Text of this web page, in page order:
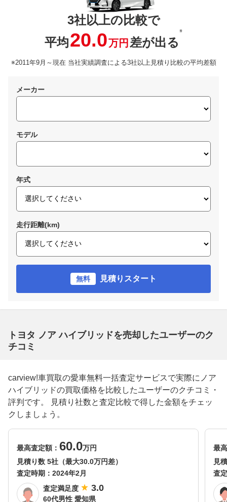
3社以上の比較で
平均20.0万円 差が出る
※
※2011年9月～現在 当社実績調査による3社以上見積り比較の平均差額
メーカー
モデル
年式
走行距離(km)
無料 見積りスタート
トヨタ ノア ハイブリッドを売却したユーザーのク
チコミ
carview!車買取の愛車無料一括査定サービスで実際にノア
ハイブリッドの買取価格を比較したユーザーのクチコミ・
評判です。 見積り社数と査定比較で得した金額をチェッ
クしましょう。
最高査定額： 60.0万円
見積り数 5社（最大30.0万円差）
査定時期： 2024年2月
査定満足度
3.0
60代男性 愛知県
最
見
査